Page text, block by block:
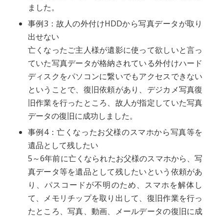
ました。
事例3：故人の外付けHDDから写真データが取り
出せない
亡くなったご主人様が遺影に使って欲しいと言っ
ていた写真データが格納されている外付けハード
ディスクをパソコンに繋いでもアクセスできない
ということで、復旧依頼があり、デジカメ写真復
旧作業を行ったところ、故人が指定していた写真
データの復旧に成功しました。
事例4：亡くなったお父様のスマホから写真等を
遺品として残したい
5～6年前に亡くなられたお父様のスマホから、写
真データ等を遺品として残したいという依頼があ
り、パスコードが不明のため、スマホを解体し
て、メモリチップを取り出して、復旧作業を行っ
たところ、写真、動画、メールデータの復旧に成